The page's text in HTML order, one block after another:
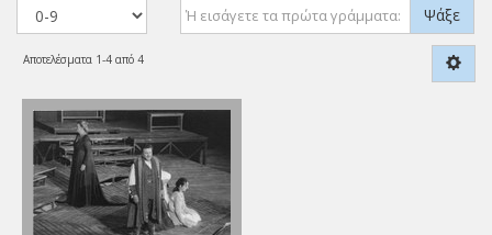
Ψάξε
Αποτελέσματα 1-4 από 4